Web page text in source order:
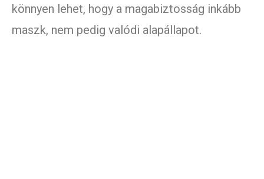
könnyen lehet, hogy a magabiztosság inkább
maszk, nem pedig valódi alapállapot.